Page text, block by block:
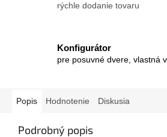
rýchle dodanie tovaru
Konfigurátor
pre posuvné dvere, vlastná
Popis Hodnotenie Diskusia
Podrobný popis